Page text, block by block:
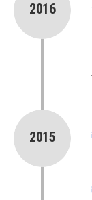
2016
2015